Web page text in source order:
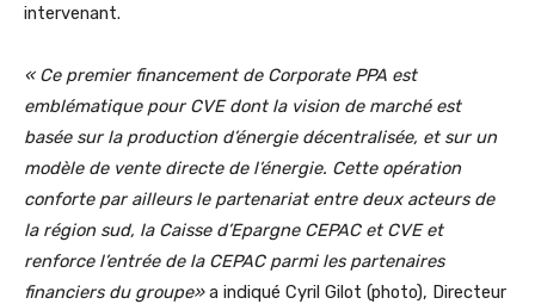
intervenant.
« Ce premier financement de Corporate PPA est
emblématique pour CVE dont la vision de marché est
basée sur la production d’énergie décentralisée, et sur un
modèle de vente directe de l’énergie. Cette opération
conforte par ailleurs le partenariat entre deux acteurs de
la région sud, la Caisse d’Epargne CEPAC et CVE et
renforce l’entrée de la CEPAC parmi les partenaires
financiers du groupe»a indiqué Cyril Gilot (photo), Directeur